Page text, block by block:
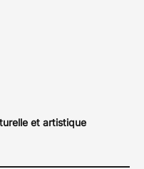
et artistique